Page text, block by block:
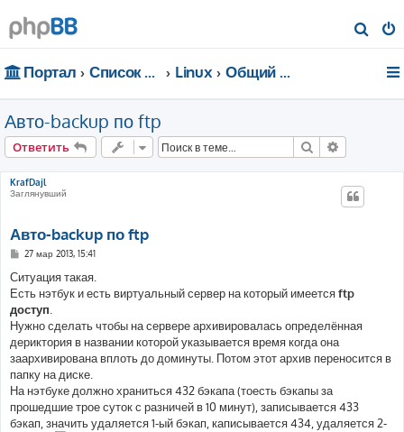
о
Портал Список форумов Linux Общий форум
Авто-backup по ftp
Ответить Поиск
KrafDajl
Заглянувший
Авто-backup по ftp
С
о
б
щ
е
н
и
е
27 мар 2013, 15:41
Ситуация такая.
Есть нэтбук и есть виртуальный сервер на который имеетсяftp
доступ
Нужно сделать чтобы на сервере архивировалась определённая
дериктория в названии которой указывается время когда она
заархивирована вплоть до доминуты. Потом этот архив переносится в
папку на диске.
На нэтбуке должно храниться 432 бэкапа (тоесть бэкапы за
прошедшие трое суток с разничей в 10 минут), записывается 433
бэкап, значить удаляется 1-ый бэкап, каписывается 434, удаляется 2-